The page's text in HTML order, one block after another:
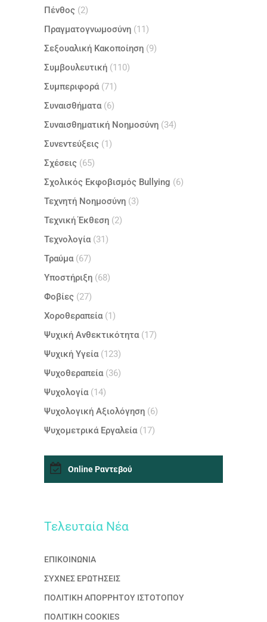
Πένθος (2)
Πραγματογνωμοσύνη (11)
Σεξουαλική Κακοποίηση (9)
Συμβουλευτική (110)
Συμπεριφορά(71)
Συναισθήματα(6)
Συναισθηματική Νοημοσύνη (34)
Συνεντεύξεις (1)
Σχέσεις (65)
Σχολικός Εκφοβισμός Bullying (6)
Τεχνητή Νοημοσύνη (3)
Τεχνική Έκθεση (2)
Τεχνολογία(31)
Τραύμα(67)
Υποστήριξη (68)
Φοβίες (27)
Χοροθεραπεία(1)
Ψυχική Ανθεκτικότητα(17)
Ψυχική Υγεία(123)
Ψυχοθεραπεία(36)
Ψυχολογία(14)
Ψυχολογική Αξιολόγηση (6)
Ψυχομετρικά Εργαλεία(17)
Online Ραντεβού
Τελευταία Nέα
ΕΠΙΚΟΙΝΩΝΙΑ
ΣΥΧΝΕΣ ΕΡΩΤΗΣΕΙΣ
ΠΟΛΙΤΙΚΗ ΑΠΟΡΡΗΤΟΥ ΙΣΤΟΤΟΠΟΥ
ΠΟΛΙΤΙΚΗ COOKIES